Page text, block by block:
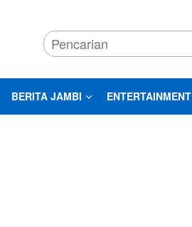
BERITA JAMBI ENTERTAINMENT